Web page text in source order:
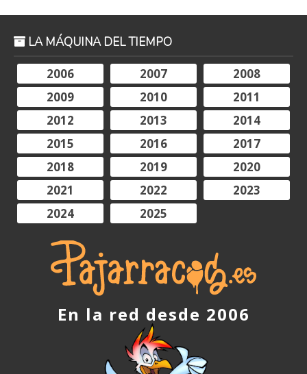
LA MÁQUINA DEL TIEMPO
2006
2007
2008
2009
2010
2011
2012
2013
2014
2015
2016
2017
2018
2019
2020
2021
2022
2023
2024
2025
En la red desde 2006